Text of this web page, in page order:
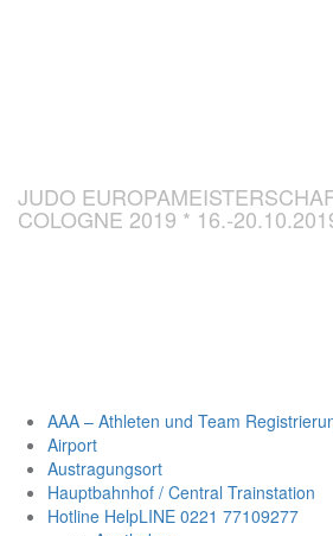
JUDO
COLOGNE 2019 * 16.-
AAA – Athleten und Team
Airport
Austragungsort
Hauptbahnhof / Central Trainstation
Hotline HelpLINE 0221 77109277